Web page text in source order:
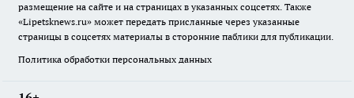
размещение на сайте и на страницах в указанных соцсетях. Также
«Lipetsknews.ru» может передать присланные через указанные
страницы в соцсетях материалы в сторонние паблики для публикации.
Политика обработки персональных данных